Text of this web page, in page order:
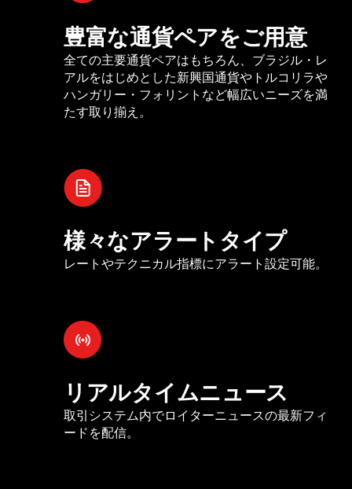
豊富な通貨ペアをご用意
全ての主要通貨ペアはもちろん、ブラジル・レ
アルをはじめとした新興国通貨やトルコリラや
ハンガリー・フォリントなど幅広いニーズを満
たす取り揃え。
様々なアラートタイプ
レートやテクニカル指標にアラート設定可能。
リアルタイムニュース
取引システム内でロイターニュースの最新フィ
ードを配信。